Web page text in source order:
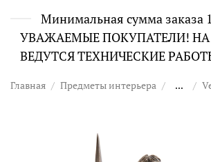
Минимальная сумма заказа
УВАЖАЕМЫЕ ПОКУПАТЕЛИ! НА
ВЕДУТСЯ ТЕХНИЧЕСКИЕ
Главная Предметы интерьера ...